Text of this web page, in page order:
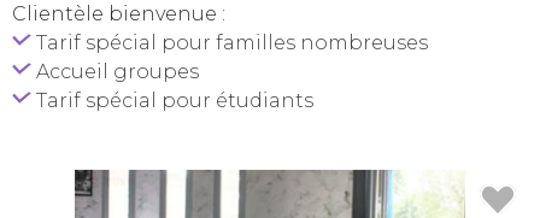
Clientèle bienvenue :
Tarif spécial pour familles nombreuses
Accueil groupes
Tarif spécial pour étudiants